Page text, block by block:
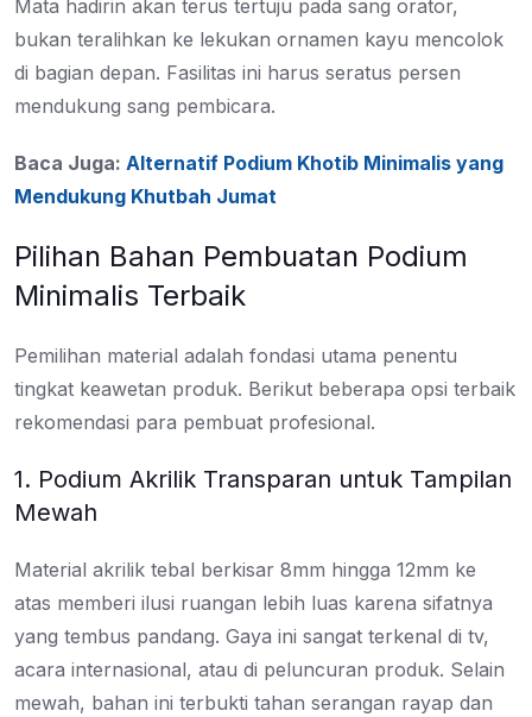
Mata hadirin akan terus tertuju pada sang orator,
bukan teralihkan ke lekukan ornamen kayu mencolok
di bagian depan. Fasilitas ini harus seratus persen
mendukung sang pembicara.
Baca Juga: Alternatif Podium Khotib Minimalis yang
Mendukung Khutbah Jumat
Pilihan Bahan Pembuatan Podium
Minimalis Terbaik
Pemilihan material adalah fondasi utama penentu
tingkat keawetan produk. Berikut beberapa opsi terbaik
rekomendasi para pembuat profesional.
1. Podium Akrilik Transparan untuk Tampilan
Mewah
Material akrilik tebal berkisar 8mm hingga 12mm ke
atas memberi ilusi ruangan lebih luas karena sifatnya
yang tembus pandang. Gaya ini sangat terkenal di tv,
acara internasional, atau di peluncuran produk. Selain
mewah, bahan ini terbukti tahan serangan rayap dan